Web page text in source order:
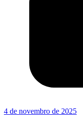
4 de novembro de 2025